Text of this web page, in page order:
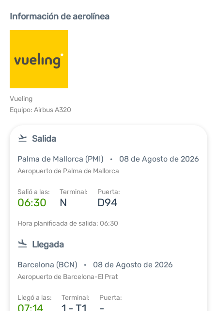
Información de aerolínea
Vueling
Equipo: Airbus A320
Salida
Palma de Mallorca (PMI) 08 de Agosto de 2026
Aeropuerto de Palma de Mallorca
Salió a las:
06:30
Terminal:
N
Puerta:
D94
Hora planificada de salida: 06:30
Llegada
Barcelona (BCN) 08 de Agosto de 2026
Aeropuerto de Barcelona-El Prat
Llegó a las:
07:14
Terminal:
1 - T1
Puerta:
-